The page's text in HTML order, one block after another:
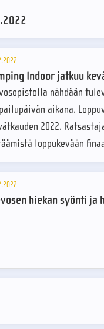
Indoor jatkuu
nähdään
aikana.
2022.
loppukevään
hiekan syönti ja